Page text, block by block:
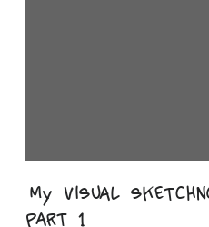
My visual
part 1